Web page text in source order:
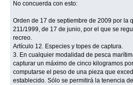
No concuerda con esto:
Orden de 17 de septiembre de 2009 por la
211/1999, de 17 de junio, por el que se
recreo.
Artículo 12. Especies y topes de captura.
3. En cualquier modalidad de pesca
capturar un máximo de cinco kilogramos
computarse el peso de una pieza que
establecido. Sólo se permitirá la tenencia